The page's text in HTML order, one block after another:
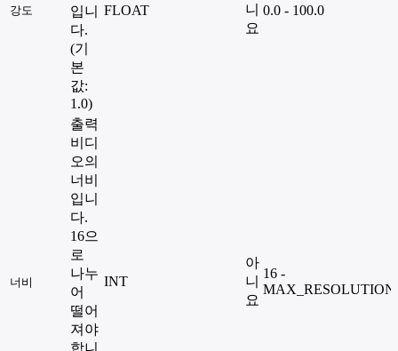
강도
입니
다.
(기
본
값:
1.0)
FLOAT
니
요
0.0 - 100.0
너비
출력
비디
오의
너비
입니
다.
16으
로
나누
어
떨어
져야
합니
INT
아
니
요
16 -
MAX_RESOLUTION